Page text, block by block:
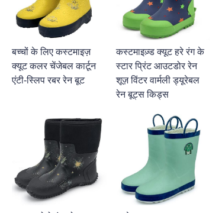
बच्चों के लिए कस्टमाइज़
क्यूट कलर चेंजेबल कार्टून
एंटी-स्लिप रबर रेन बूट
कस्टमाइज़्ड क्यूट हरे रंग के
स्टार प्रिंट आउटडोर रेन
शूज़ विंटर वार्मली ड्यूरेबल
रेन बूट्स किड्स